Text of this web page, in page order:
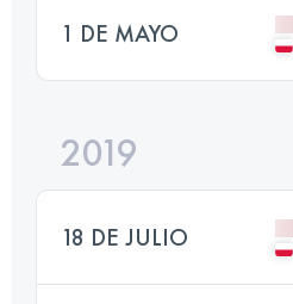
1 DE MAYO
2019
18 DE JULIO